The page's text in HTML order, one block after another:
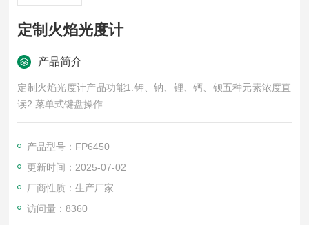
定制火焰光度计
产品简介
定制火焰光度计产品功能1.钾、钠、锂、钙、钡五种元素浓度直
读2.菜单式键盘操作
3.相关系数自动计算
5.熄火保护装置，安全可靠
6.数据直接打印，需另配外置式打印机
7.与电脑联机进行数据处理
产品型号：FP6450
更新时间：2025-07-02
厂商性质：生产厂家
访问量：8360